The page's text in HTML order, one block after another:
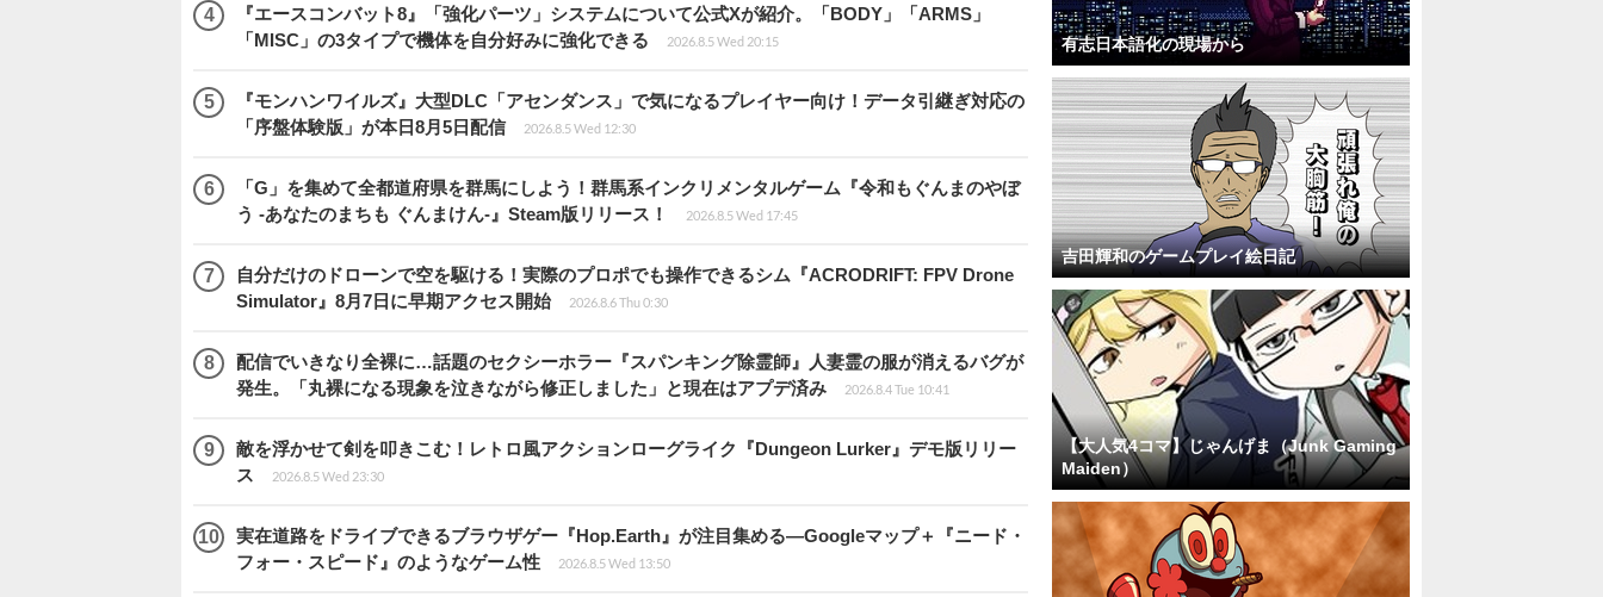
『エースコンバット8』「強化パーツ」システムについて公式Xが紹介。「BODY」「ARMS」
「MISC」の3タイプで機体を自分好みに強化できる
2026.8.5 Wed 20:15
『モンハンワイルズ』大型DLC「アセンダンス」で気になるプレイヤー向け！データ引継ぎ対応の
「序盤体験版」が本日8月5日配信
2026.8.5 Wed 12:30
「G」を集めて全都道府県を群馬にしよう！群馬系インクリメンタルゲーム『令和もぐんまのやぼ
う -あなたのまちも ぐんまけん-』Steam版リリース！
2026.8.5 Wed 17:45
自分だけのドローンで空を駆ける！実際のプロポでも操作できるシム『ACRODRIFT: FPV Drone
Simulator』8月7日に早期アクセス開始
2026.8.6 Thu 0:30
配信でいきなり全裸に…話題のセクシーホラー『スパンキング除霊師』人妻霊の服が消えるバグが
発生。「丸裸になる現象を泣きながら修正しました」と現在はアプデ済み
2026.8.4 Tue 10:41
敵を浮かせて剣を叩きこむ！レトロ風アクションローグライク『Dungeon Lurker』デモ版リリー
ス
2026.8.5 Wed 23:30
実在道路をドライブできるブラウザゲー『Hop.Earth』が注目集める―Googleマップ＋『ニード・
フォー・スピード』のようなゲーム性
2026.8.5 Wed 13:50
有志日本語化の現場から
吉田輝和のゲームプレイ絵日記
【大人気4コマ】じゃんげま（Junk Gaming
Maiden）